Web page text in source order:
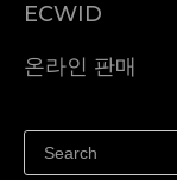
ECWID
도움말 센터
온라인 판매
페이스북에서 판매
인스타그램에서 판매